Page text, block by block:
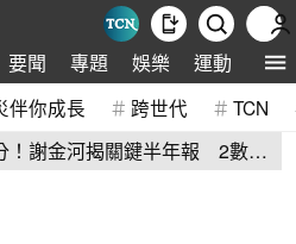
要聞 專題 娛樂 運動 全球
伴你成長 跨世代 TCN
！謝金河揭關鍵半年報 2數據